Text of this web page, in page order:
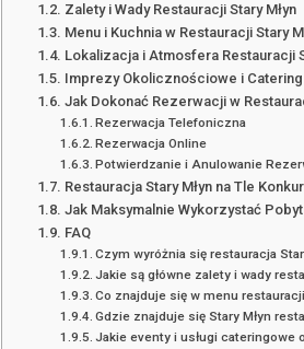
Zalety i Wady Restauracji Stary Młyn
Menu i Kuchnia w Restauracji Stary
Lokalizacja i Atmosfera Restauracji
Imprezy Okolicznościowe i Catering
Jak Dokonać Rezerwacji w
Rezerwacja Telefoniczna
Rezerwacja Online
Potwierdzanie i Anulowanie
Restauracja Stary Młyn na Tle
Jak Maksymalnie Wykorzystać
FAQ
Czym wyróżnia się restauracja
Jakie są główne zalety i wady
Co znajduje się w menu restauracji
Gdzie znajduje się Stary Młyn
Jakie eventy i usługi cateringowe